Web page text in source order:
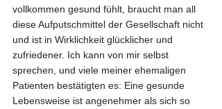
vollkommen gesund fühlt, braucht man all
diese Aufputschmittel der Gesellschaft nicht
und ist in Wirklichkeit glücklicher und
zufriedener. Ich kann von mir selbst
sprechen, und viele meiner ehemaligen
Patienten bestätigten es: Eine gesunde
Lebensweise ist angenehmer als sich so